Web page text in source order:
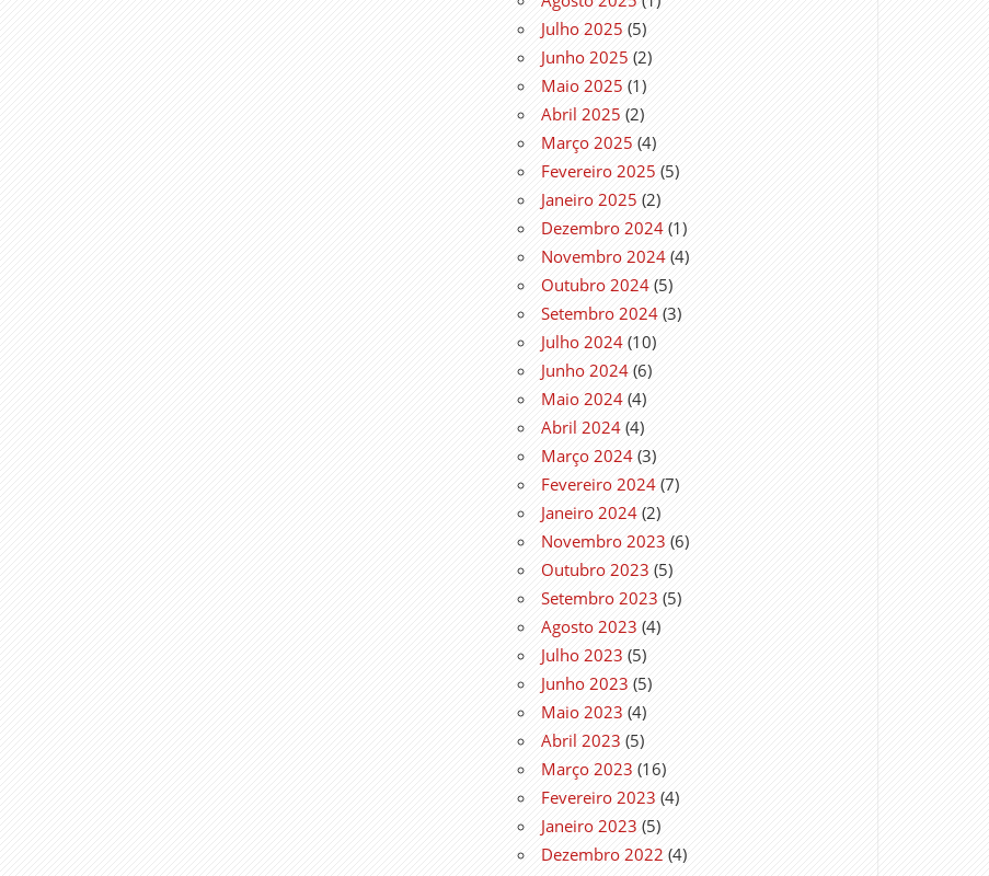
Julho 2025 (5)
Junho 2025 (2)
Maio 2025 (1)
Abril 2025 (2)
Março 2025 (4)
Fevereiro 2025 (5)
Janeiro 2025 (2)
Dezembro 2024 (1)
Novembro 2024 (4)
Outubro 2024 (5)
Setembro 2024 (3)
Julho 2024 (10)
Junho 2024 (6)
Maio 2024 (4)
Abril 2024 (4)
Março 2024 (3)
Fevereiro 2024 (7)
Janeiro 2024 (2)
Novembro 2023 (6)
Outubro 2023 (5)
Setembro 2023 (5)
Agosto 2023 (4)
Julho 2023 (5)
Junho 2023 (5)
Maio 2023 (4)
Abril 2023 (5)
Março 2023 (16)
Fevereiro 2023 (4)
Janeiro 2023 (5)
Dezembro 2022 (4)